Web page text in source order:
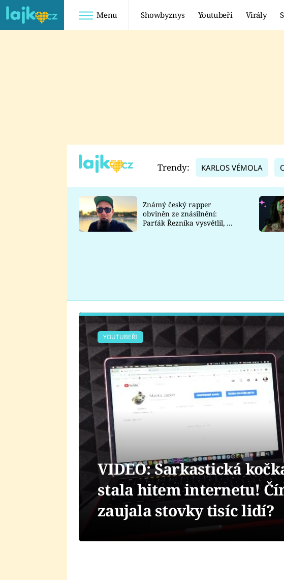
Menu Showbyznys Youtubeři Virály
TADEÁŠ KUBĚNKA
DATEL
Trendy: KARLOS VÉMOLA
Známý český rapper
obviněn ze znásilnění:
Parťák Řezníka vysvětlil, co
YOUTUBEŘI
VIDEO: Sarkastická
stala hitem internetu!
zaujala stovky tisíc lidí?